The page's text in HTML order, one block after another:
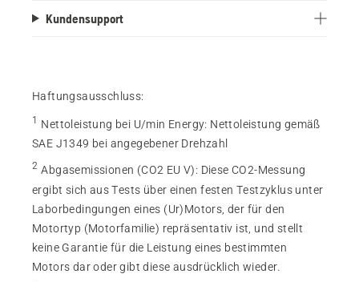
Kundensupport
Haftungsausschluss:
1 Nettoleistung bei U/min Energy: Nettoleistung gemäß
SAE J1349 bei angegebener Drehzahl
2 Abgasemissionen (CO2 EU V): Diese CO2-Messung
ergibt sich aus Tests über einen festen Testzyklus unter
Laborbedingungen eines (Ur)Motors, der für den
Motortyp (Motorfamilie) repräsentativ ist, und stellt
keine Garantie für die Leistung eines bestimmten
Motors dar oder gibt diese ausdrücklich wieder.